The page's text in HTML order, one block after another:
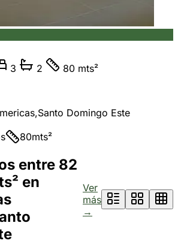
3 2
80 mts²
,Santo Domingo Este
80mts²
entre 82
en
Ver
más
→